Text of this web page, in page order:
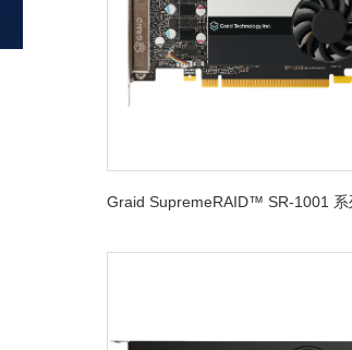
Graid SupremeRAID™ SR-1001 系